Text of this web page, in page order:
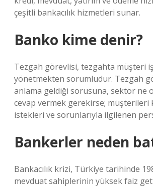
çeşitli bankacılık hizmetleri sunar.
Banko kime denir?
Tezgah görevlisi, tezgahta müşteri
yönetmekten sorumludur. Tezgah
anlama geldiği sorusuna, sektör ne
cevap vermek gerekirse; müşterileri
istekleri ve sorunlarıyla ilgilenen
Bankerler neden
Bankacılık krizi, Türkiye tarihinde
mevduat sahiplerinin yüksek faiz